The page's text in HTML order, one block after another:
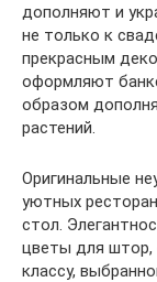
дополняют и
не только к
прекрасным
оформляют
образом
растений.
Оригинальные
уютных
стол.
цветы для штор,
классу,